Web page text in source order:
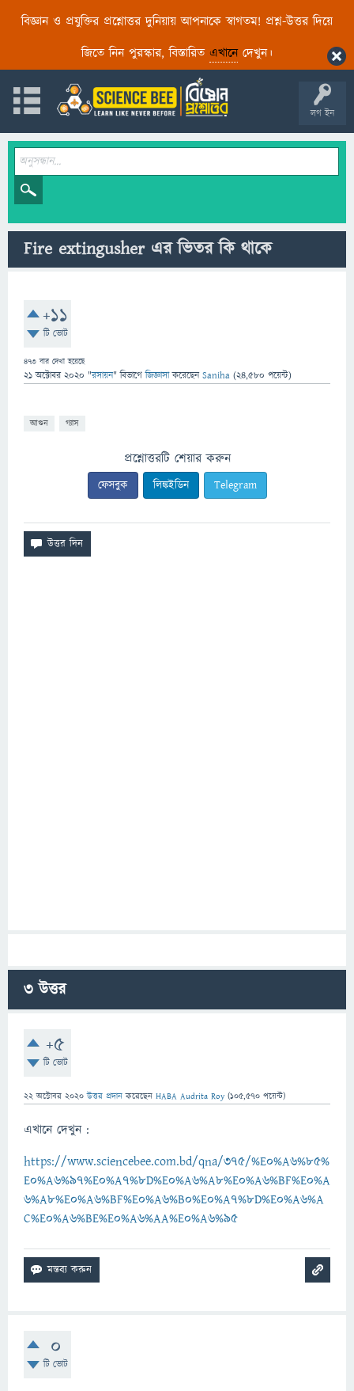
বিজ্ঞান ও প্রযুক্তির প্রশ্নোত্তর দুনিয়ায় আপনাকে স্বাগতম! প্রশ্ন-উত্তর দিয়ে
জিতে নিন পুরস্কার, বিস্তারিত এখানেদেখুন।
লগ ইন
Fire extingusher এর ভিতর কি থাকে
+11
টি ভোট
473 বার দেখা হয়েছে
21 অক্টোবর 2020 "রসায়ন" বিভাগে জিজ্ঞাসাকরেছেনSaniha (24,580 পয়েন্ট)
আগুন গ্যাস
প্রশ্নোত্তরটি শেয়ার করুন
ফেসবুক লিঙ্কইডিন Telegram
3উত্তর
+5
টি ভোট
22 অক্টোবর 2020 উত্তর প্রদান করেছেন HABA Audrita Roy (105,570 পয়েন্ট)
এখানে দেখুন :
https://www.sciencebee.com.bd/qna/375/%E0%A6%85%
E0%A6%97%E0%A7%8D%E0%A6%A8%E0%A6%BF%E0%A
6%A8%E0%A6%BF%E0%A6%B0%E0%A7%8D%E0%A6%A
C%E0%A6%BE%E0%A6%AA%E0%A6%95
0
টি ভোট